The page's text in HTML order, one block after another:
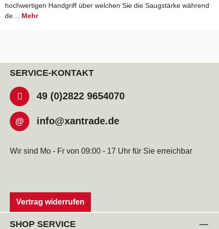
hochwertigen Handgriff über welchen Sie die Saugstärke während
de… Mehr
SERVICE-KONTAKT
49 (0)2822 9654070
@ info@xantrade.de
Wir sind Mo - Fr von 09:00 - 17 Uhr für Sie erreichbar
Vertrag widerrufen
SHOP SERVICE